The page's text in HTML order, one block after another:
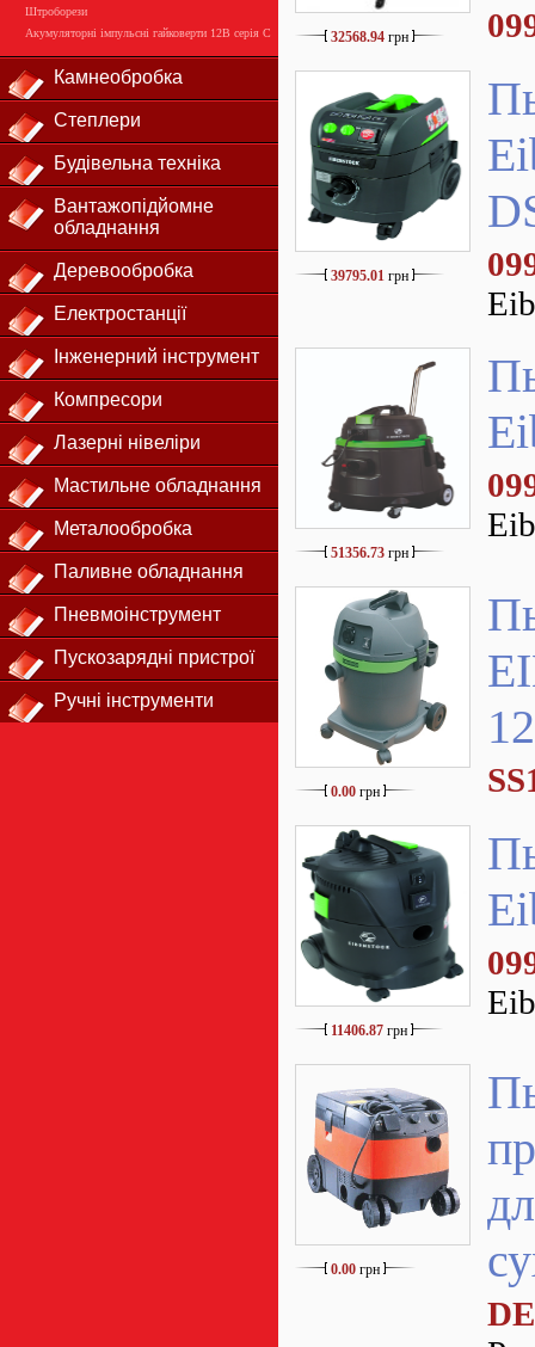
Штроборези
Акумуляторні імпульсні гайковерти 12В серія С
Камнеобробка
Степлери
Будівельна техніка
Вантажопідйомне
обладнання
Деревообробка
Електростанції
Інженерний інструмент
Компресори
Лазерні нівеліри
Мастильне обладнання
Металообробка
Паливне обладнання
Пневмоінструмент
Пускозарядні пристрої
Ручні інструменти
32568.94 грн
39795.01 грн
51356.73 грн
0.00 грн
11406.87 грн
0.00 грн